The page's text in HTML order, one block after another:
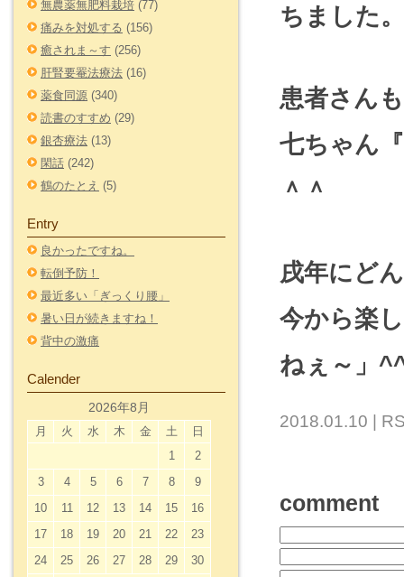
無農薬無肥料栽培 (77)
痛みを対処する (156)
癒されま～す (256)
肝腎要罨法療法 (16)
薬食同源 (340)
読書のすすめ (29)
銀杏療法 (13)
閑話 (242)
鶴のたとえ (5)
Entry
良かったですね。
転倒予防！
最近多い「ぎっくり腰」
暑い日が続きますね！
背中の激痛
Calender
2026年8月
月 火 水 木 金 土 日
1
2
3
4 5 6 7 8
9
10
11 12 13 14 15
16
17
18 19 20 21 22
23
24
25 26 27 28 29
30
ちました
患者さん
七ちゃん
＾＾
戌年にど
今から楽
ねぇ～」
2018.01.10 |
comment